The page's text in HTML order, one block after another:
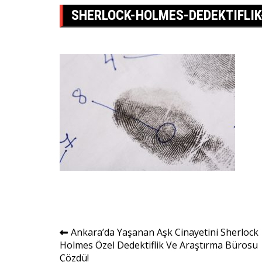
SHERLOCK-HOLMES-
Yazı
gezinmesi
Ankara’da Yaşanan Aşk Cinayetini Sherlock
Holmes Özel Dedektiflik Ve Araştırma Bürosu
Çözdü!